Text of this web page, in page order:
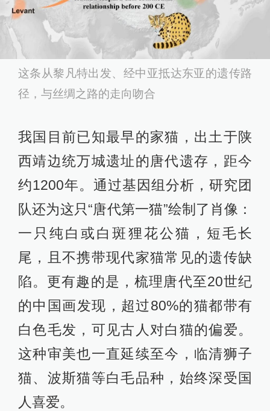
这条从黎凡特出发、经中亚抵达东亚的遗传路
径，与丝绸之路的走向吻合
我国目前已知最早的家猫，出土于陕
西靖边统万城遗址的唐代遗存，距今
约1200年。通过基因组分析，研究团
队还为这只“唐代第一猫”绘制了肖像：
一只纯白或白斑狸花公猫，短毛长
尾，且不携带现代家猫常见的遗传缺
陷。更有趣的是，梳理唐代至20世纪
的中国画发现，超过80%的猫都带有
白色毛发，可见古人对白猫的偏爱。
这种审美也一直延续至今，临清狮子
猫、波斯猫等白毛品种，始终深受国
人喜爱。